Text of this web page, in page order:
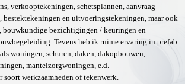
verkooptekeningen, schetsplannen, aanvraag
en uitvoeringstekeningen, maar ook
bezichtigingen / keuringen en
Tevens heb ik ruime ervaring in prefab
woningen, schuren, daken, dakopbouwen,
mantelzorgwoningen, e.d.
soort werkzaamheden of tekenwerk.